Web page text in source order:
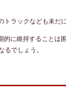
トラックなども未だ
に維持することは
るでしょう。